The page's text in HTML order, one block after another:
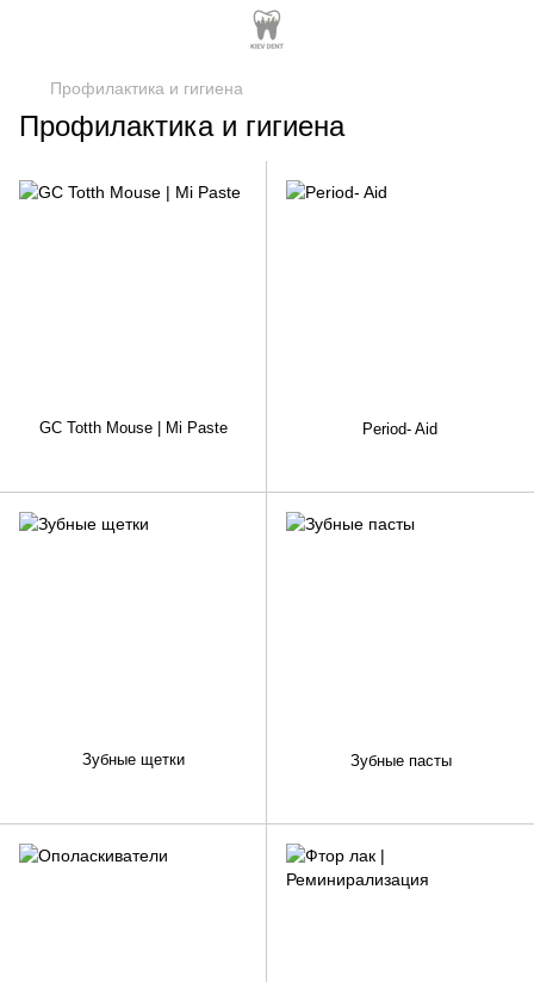
Профилактика и гигиена
Профилактика и гигиена
GC Totth Mouse | Mi Paste Period- Aid
Зубные щетки Зубные пасты